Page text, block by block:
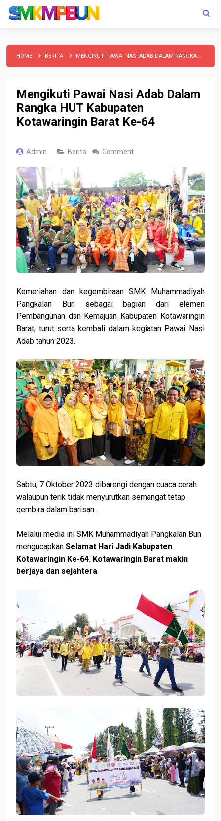
HOME BERITA MENGIKUTI PAWAI NASI ADAB DALAM RANGKA HUT KABUPATEN KOTAWARINGIN BARAT KE-64
Mengikuti Pawai Nasi Adab Dalam
Rangka HUT Kabupaten
Kotawaringin Barat Ke-64
Admin Berita Comment
Kemeriahan dan kegembiraan SMK Muhammadiyah
Pangkalan Bun sebagai bagian dari elemen
Pembangunan dan Kemajuan Kabupaten Kotawaringin
Barat, turut serta kembali dalam kegiatan Pawai Nasi
Adab tahun 2023.
Sabtu, 7 Oktober 2023 dibarengi dengan cuaca cerah
walaupun terik tidak menyurutkan semangat tetap
gembira dalam barisan.
Melalui media ini SMK Muhammadiyah Pangkalan Bun
mengucapkanSelamat Hari Jadi Kabupaten
Kotawaringin Ke-64. Kotawaringin Barat makin
berjaya dan sejahtera.